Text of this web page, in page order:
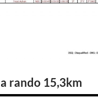
rando 15,3km